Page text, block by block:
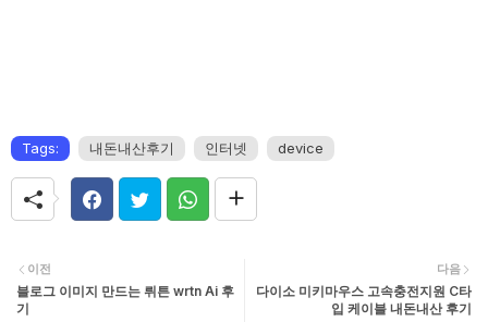
Tags: 내돈내산후기 인터넷 device
다음
다이소 미키마우스 고속충전지원 C타
입 케이블 내돈내산 후기
이전
블로그 이미지 만드는 뤼튼 wrtn Ai 후
기